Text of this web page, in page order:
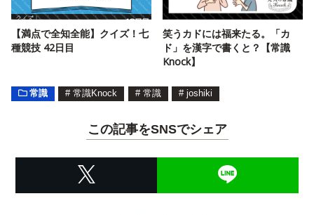
【満点で全知全能】クイズ！七
種競技 42日目
笑うカドには福来たる。「カ
ド」を漢字で書くと？【常識
Knock】
常識 # 常識Knock # 常識 # joshiki
この記事をSNSでシェア